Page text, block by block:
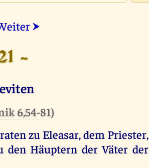
⮞
-
6,54-81)
zu Eleasar,dem Priester,
den Häuptern der Väter der